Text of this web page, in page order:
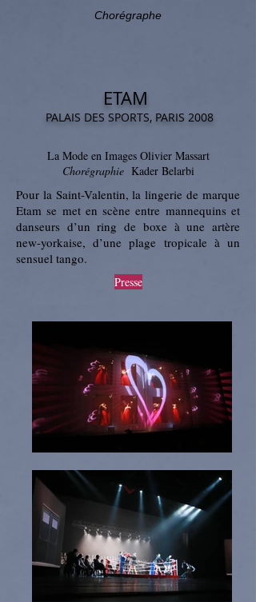
Chorégraphe
ETAM
PALAIS DES SPORTS, PARIS 2008
La Mode en Images Olivier Massart
ChorégraphieKader Belarbi
Pour la Saint-Valentin, la lingerie de marque
Etam se met en scène entre mannequins et
danseurs d’un ring de boxe à une artère
new-yorkaise, d’une plage tropicale à un
sensuel tango.
Presse